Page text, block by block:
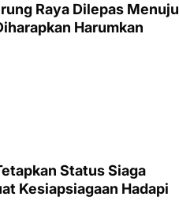
Raya Dilepas Menuju
Harumkan
Status Siaga
Kesiapsiagaan Hadapi